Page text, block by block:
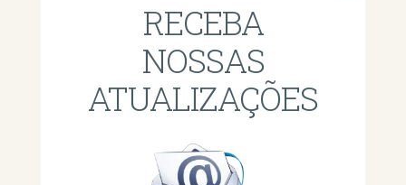
RECEBA
NOSSAS
ATUALIZAÇÕES